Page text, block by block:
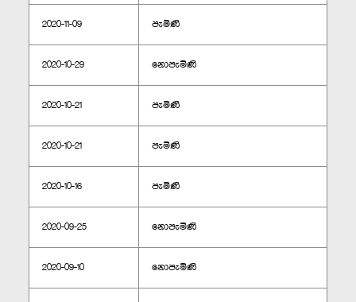
2020-11-09 පැමිණි
2020-10-29 නොපැමිණි
2020-10-21 පැමිණි
2020-10-21 පැමිණි
2020-10-16 පැමිණි
2020-09-25 නොපැමිණි
2020-09-10 නොපැමිණි